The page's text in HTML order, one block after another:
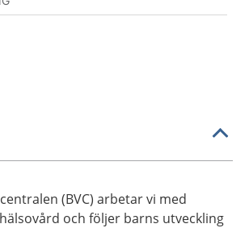
(BVC) arbetar vi med
och följer barns utveckling